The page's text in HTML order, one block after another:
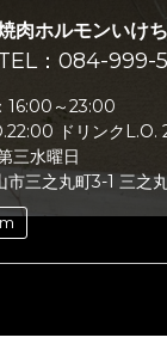
肉ホルモンいけ
：084-999-
16:00～23:00
ドリンクL.O.
三水曜日
市三之丸町3-1 三之